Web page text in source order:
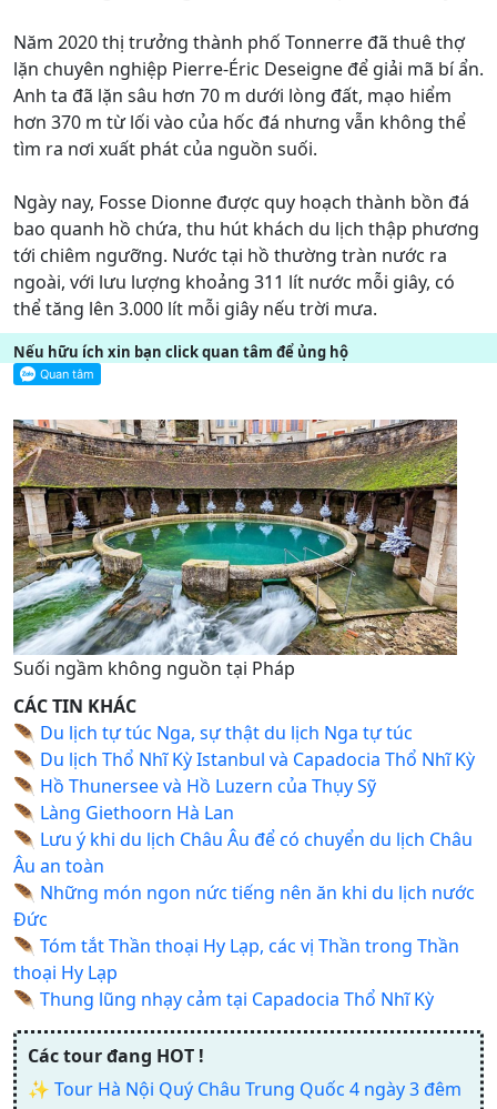
Năm 2020 thị trưởng thành phố Tonnerre đã thuê thợ
lặn chuyên nghiệp Pierre-Éric Deseigne để giải mã bí ẩn.
Anh ta đã lặn sâu hơn 70 m dưới lòng đất, mạo hiểm
hơn 370 m từ lối vào của hốc đá nhưng vẫn không thể
tìm ra nơi xuất phát của nguồn suối.
Ngày nay, Fosse Dionne được quy hoạch thành bồn đá
bao quanh hồ chứa, thu hút khách du lịch thập phương
tới chiêm ngưỡng. Nước tại hồ thường tràn nước ra
ngoài, với lưu lượng khoảng 311 lít nước mỗi giây, có
thể tăng lên 3.000 lít mỗi giây nếu trời mưa.
Nếu hữu ích xin bạn click quan tâm để ủng hộ
Suối ngầm không nguồn tại Pháp
CÁC TIN KHÁC
🪶 Du lịch tự túc Nga, sự thật du lịch Nga tự túc
🪶 Du lịch Thổ Nhĩ Kỳ Istanbul và Capadocia Thổ Nhĩ Kỳ
🪶 Hồ Thunersee và Hồ Luzern của Thụy Sỹ
🪶 Làng Giethoorn Hà Lan
🪶 Lưu ý khi du lịch Châu Âu để có chuyển du lịch Châu
Âu an toàn
🪶 Những món ngon nức tiếng nên ăn khi du lịch nước
Đức
🪶 Tóm tắt Thần thoại Hy Lạp, các vị Thần trong Thần
thoại Hy Lạp
🪶 Thung lũng nhạy cảm tại Capadocia Thổ Nhĩ Kỳ
Các tour đang HOT !
✨ Tour Hà Nội Quý Châu Trung Quốc 4 ngày 3 đêm